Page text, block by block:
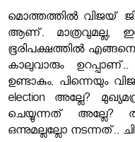
മൊത്തത്തിൽ വിജയ്
ആണ്. മാത്രവുമല്ല,
ഭൂരിപക്ഷത്തിൽ
കാലുവാരും
ഉണ്ടാകും. പിന്നെയും
election അല്ലേ?
ചെയ്യുന്നത് അല്ലേ?
ഒന്നുമല്ലല്ലോ നടന്നത്..